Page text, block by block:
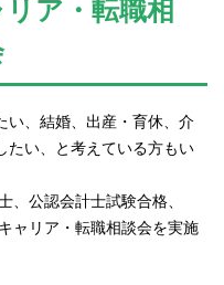
ア・転職相
い、結婚、出産・育休、介
たい、と考えている方もい
、公認会計士試験合格、
ャリア・転職相談会を実施